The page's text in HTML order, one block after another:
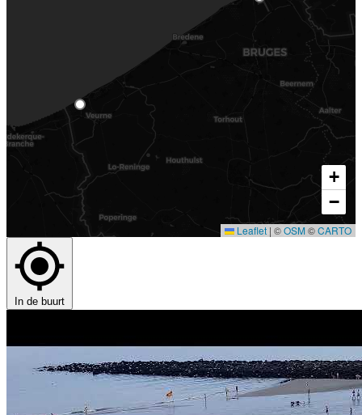
+
−
Leaflet | ©OSM©CARTO
In de buurt